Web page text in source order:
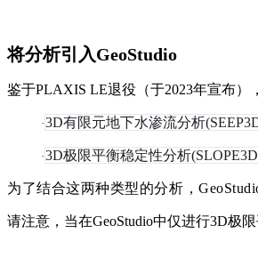
将分析引入GeoStudio
鉴于PLAXIS LE退役（于2023年宣布）
·3D有限元地下水渗流分析
·3D极限平衡稳定性分析
为了结合这两种类型的分析，
请注意，当在GeoStudio中仅进行3D极